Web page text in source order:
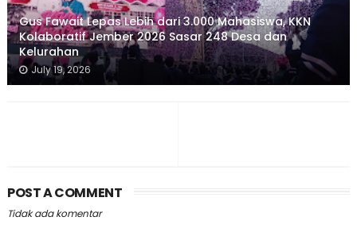
Gus Fawait Lepas Lebih dari 3.000 Mahasiswa, KKN
Kolaboratif Jember 2026 Sasar 248 Desa dan
Kelurahan
July 19, 2026
POST A COMMENT
Tidak ada komentar